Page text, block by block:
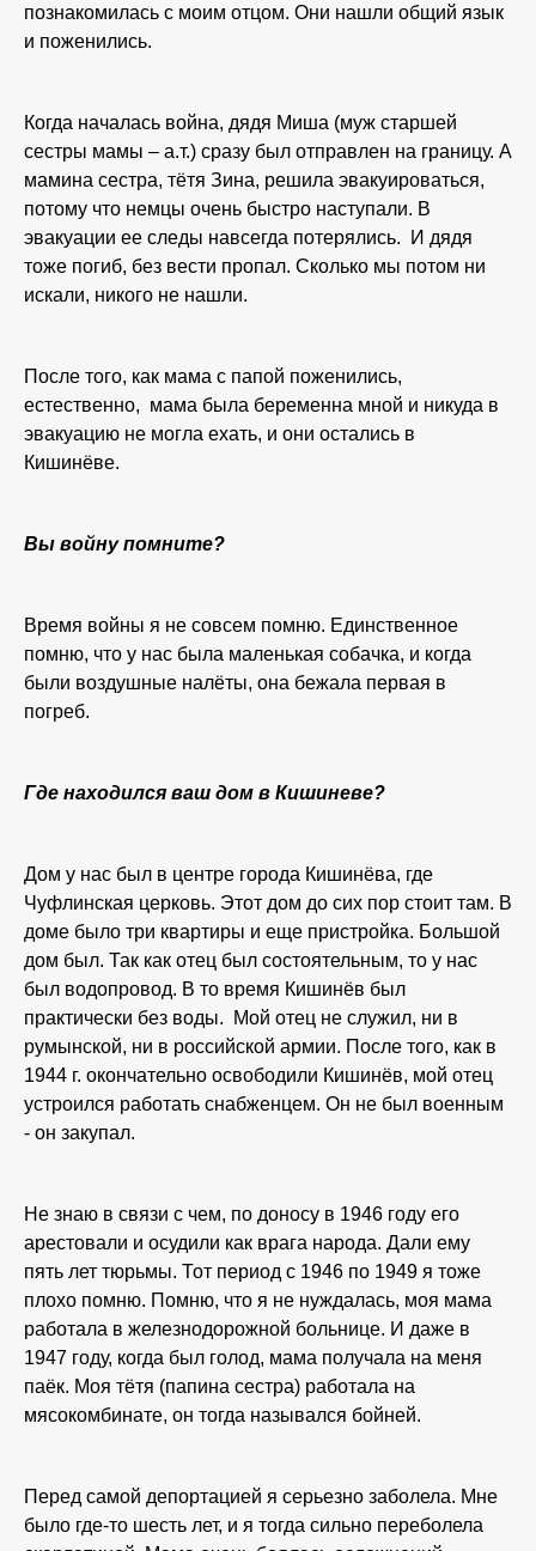
познакомилась с моим отцом. Они нашли общий язык
и поженились.
Когда началась война, дядя Миша (муж старшей
сестры мамы – а.т.) сразу был отправлен на границу. А
мамина сестра, тётя Зина, решила эвакуироваться,
потому что немцы очень быстро наступали. В
эвакуации ее следы навсегда потерялись. И дядя
тоже погиб, без вести пропал. Сколько мы потом ни
искали, никого не нашли.
После того, как мама с папой поженились,
естественно, мама была беременна мной и никуда в
эвакуацию не могла ехать, и они остались в
Кишинёве.
Вы войну помните?
Время войны я не совсем помню. Единственное
помню, что у нас была маленькая собачка, и когда
были воздушные налёты, она бежала первая в
погреб.
Где находился ваш дом в Кишиневе?
Дом у нас был в центре города Кишинёва, где
Чуфлинская церковь. Этот дом до сих пор стоит там. В
доме было три квартиры и еще пристройка. Большой
дом был. Так как отец был состоятельным, то у нас
был водопровод. В то время Кишинёв был
практически без воды. Мой отец не служил, ни в
румынской, ни в российской армии. После того, как в
1944 г. окончательно освободили Кишинёв, мой отец
устроился работать снабженцем. Он не был военным
- он закупал.
Не знаю в связи с чем, по доносу в 1946 году его
арестовали и осудили как врага народа. Дали ему
пять лет тюрьмы. Тот период с 1946 по 1949 я тоже
плохо помню. Помню, что я не нуждалась, моя мама
работала в железнодорожной больнице. И даже в
1947 году, когда был голод, мама получала на меня
паёк. Моя тётя (папина сестра) работала на
мясокомбинате, он тогда назывался бойней.
Перед самой депортацией я серьезно заболела. Мне
было где-то шесть лет, и я тогда сильно переболела